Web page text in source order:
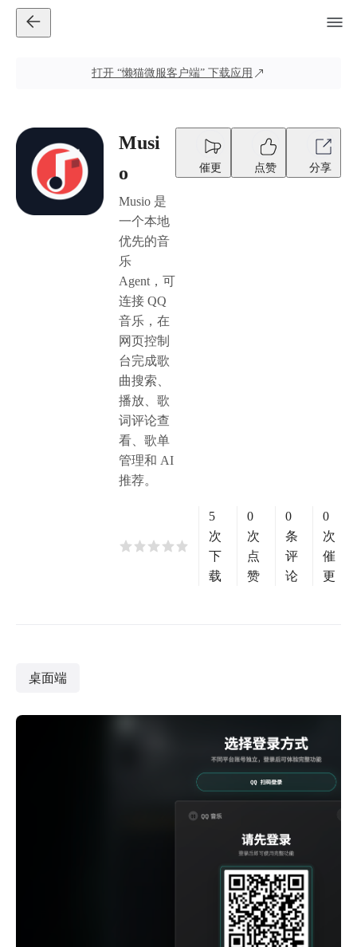
打开 “懒猫微服客户端” 下载应用
Musi
o
Musio 是
一个本地
优先的音
乐
Agent，可
连接 QQ
音乐，在
网页控制
台完成歌
曲搜索、
播放、歌
词评论查
看、歌单
管理和 AI
推荐。
催更 点赞 分享
5
次
下
载
0
次
点
赞
0
条
评
论
0
次
催
更
桌面端